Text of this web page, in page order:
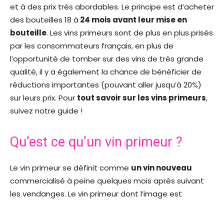
et à des prix très abordables. Le principe est d’acheter
des bouteilles 18 à 24 mois avant leur mise en
bouteille. Les vins primeurs sont de plus en plus prisés
par les consommateurs français, en plus de
l’opportunité de tomber sur des vins de très grande
qualité, il y a également la chance de bénéficier de
réductions importantes (pouvant aller jusqu’à 20%)
sur leurs prix. Pour tout savoir sur les vins primeurs,
suivez notre guide !
Qu’est ce qu’un vin primeur ?
Le vin primeur se définit comme un vin nouveau
commercialisé à peine quelques mois après suivant
les vendanges. Le vin primeur dont l’image est